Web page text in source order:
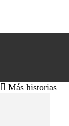
Más historias